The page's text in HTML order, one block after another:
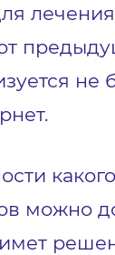
не
можно